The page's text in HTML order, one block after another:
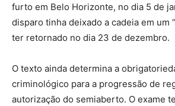
furto em Belo Horizonte, no dia 5 de
disparo tinha deixado a cadeia em um
ter retornado no dia 23 de dezembro.
O texto ainda determina a
criminológico para a progressão de
autorização do semiaberto. O exame